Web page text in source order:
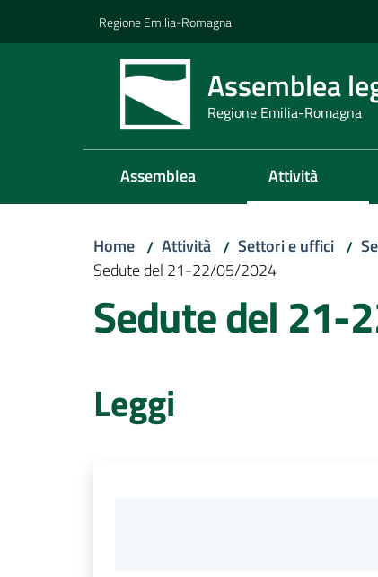
Regione Emilia-Romagna
Assemblea
Regione Emilia-Romagna
Assemblea Attività
Home / Attività / Settori e uffici /
Sedute del 21-22/05/2024
Sedute del
Leggi